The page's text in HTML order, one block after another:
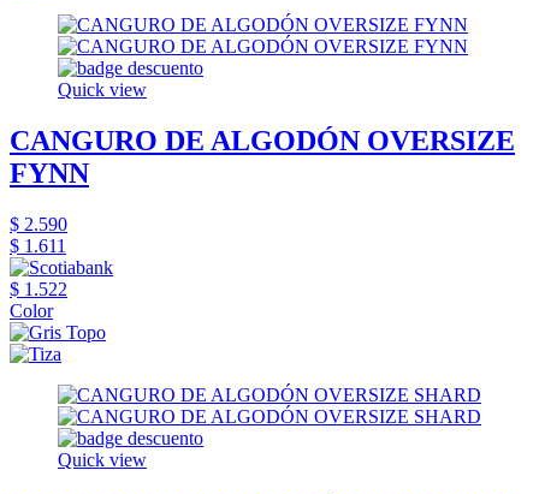
Quick view
CANGURO DE ALGODÓN OVERSIZE
FYNN
$ 2.590
$ 1.611
$ 1.522
Color
Quick view